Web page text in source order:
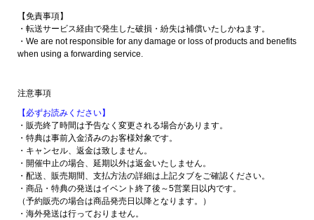
【免責事項】
・転送サービス経由で発生した破損・紛失は補償いたしかねます。
・We are not responsible for any damage or loss of products and benefits
when using a forwarding service.
注意事項
【必ずお読みください】
・販売終了時間は予告なく変更される場合があります。
・特典は事前入金済みのお客様対象です。
・キャンセル、返金は致しません。
・開催中止の場合、延期以外は返金いたしません。
・配送、販売期間、支払方法の詳細は上記タブをご確認ください。
・商品・特典の発送はイベント終了後～5営業日以内です。
（予約販売の場合は商品発売日以降となります。）
・海外発送は行っておりません。